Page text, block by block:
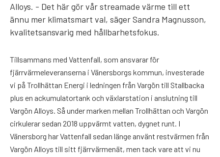
Alloys. - Det här gör vår streamade värme till ett
ännu mer klimatsmart val, säger Sandra Magnusson,
kvalitetsansvarig med hållbarhetsfokus.
Tillsammans med Vattenfall, som ansvarar för
fjärrvärmeleveranserna i Vänersborgs kommun, investerade
vi på Trollhättan Energi i ledningen från Vargön till Stallbacka
plus en ackumulatortank och växlarstation i anslutning till
Vargön Alloys. Så under marken mellan Trollhättan och Vargön
cirkulerar sedan 2018 uppvärmt vatten, dygnet runt. I
Vänersborg har Vattenfall sedan länge använt restvärmen från
Vargön Alloys till sitt fjärrvärmenät, men tack vare att vi nu